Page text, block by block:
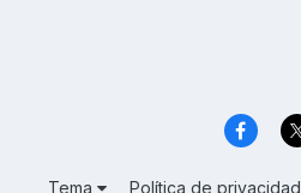
Tema Política de privacidad